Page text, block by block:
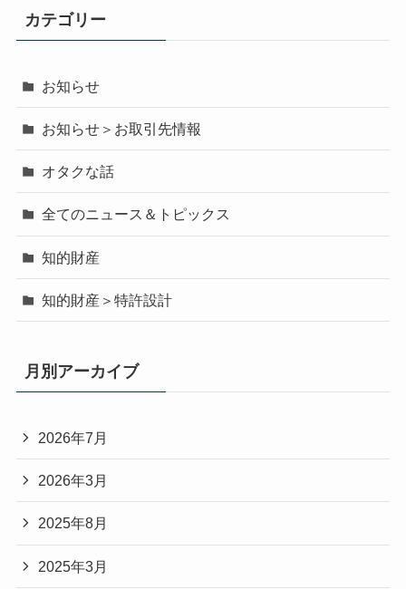
カテゴリー
お知らせ
お知らせ＞お取引先情報
オタクな話
全てのニュース＆トピックス
知的財産
知的財産＞特許設計
月別アーカイブ
2026年7月
2026年3月
2025年8月
2025年3月